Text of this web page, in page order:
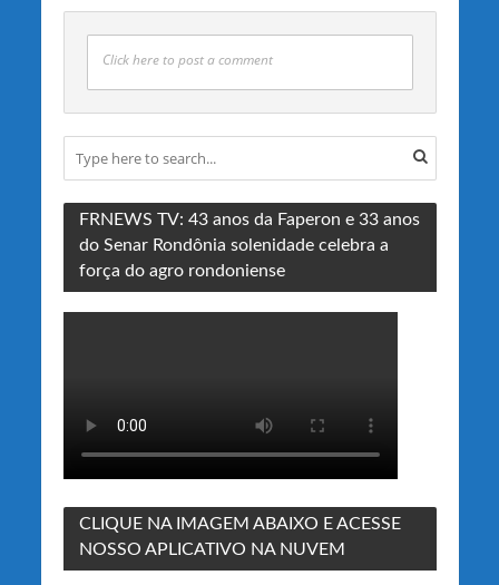
Click here to post a comment
FRNEWS TV: 43 anos da Faperon e 33 anos
do Senar Rondônia solenidade celebra a
força do agro rondoniense
CLIQUE NA IMAGEM ABAIXO E ACESSE
NOSSO APLICATIVO NA NUVEM